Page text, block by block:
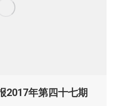
2017年第四十七期